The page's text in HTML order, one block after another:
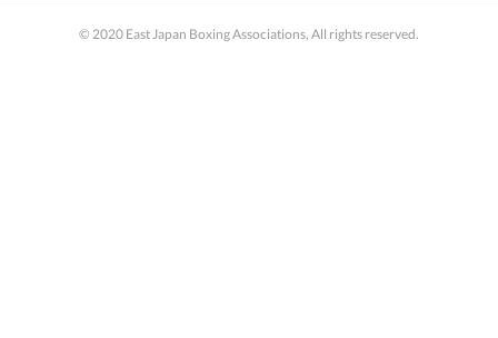
© 2020 East Japan Boxing Associations, All rights reserved.